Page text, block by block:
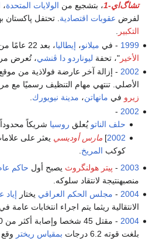
تشاگ‌اي-1 ، بتشجيع من الولايات المتحدة،
لفرض عقوبات اقتصادية. تحتفل پاكستان
التكبير .
1999 - في ميلانو، إيطاليا، بعد 22 عامًا من أعمال الترميم، "
الأخير"، تحفة ليوناردو دا ڤنشي، تُعرض
2002 - إزالة آخر عارضة فولاذية من موقع
الأصلي. تنتهي مهام التنظيف رسميًا مع
زيرو في مانهاتن، مدينة نيويورك
2002
-
حلف الناتو يُعلق روسيا شريكاً
2002
] مارس أوديسي يعثر على
كوكب المريخ
2003
- پيتر هولنگروث يصبح أول حاكم
منصبهنتيجة لانتقاد سلوكه.
2004
- مجلس الحكم العراقي يختار إياد
الانتقالية ريثما يتم اجراء انتخابات عامة
2004
بلغت قوته 6.2 درجات
بمقياس ريختر